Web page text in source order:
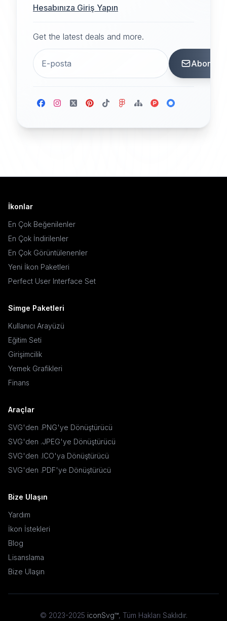
Hesabınıza Giriş Yapın
Get the latest deals and more.
Abone
İkonlar
En Çok Beğenilenler
En Çok İndirilenler
En Çok Görüntülenenler
Yeni İkon Paketleri
Perfect User Interface Set
Simge Paketleri
Kullanıcı Arayüzü
Eğitim Seti
Girişimcilik
Yemek Grafikleri
Finans
Araçlar
SVG'den .PNG'ye Dönüştürücü
SVG'den .JPEG'ye Dönüştürücü
SVG'den .ICO'ya Dönüştürücü
SVG'den .PDF'ye Dönüştürücü
Bize Ulaşın
Yardım
İkon İstekleri
Blog
Lisanslama
Bize Ulaşın
© 2023-2025 iconSvg™, Tüm Hakları Saklıdır.